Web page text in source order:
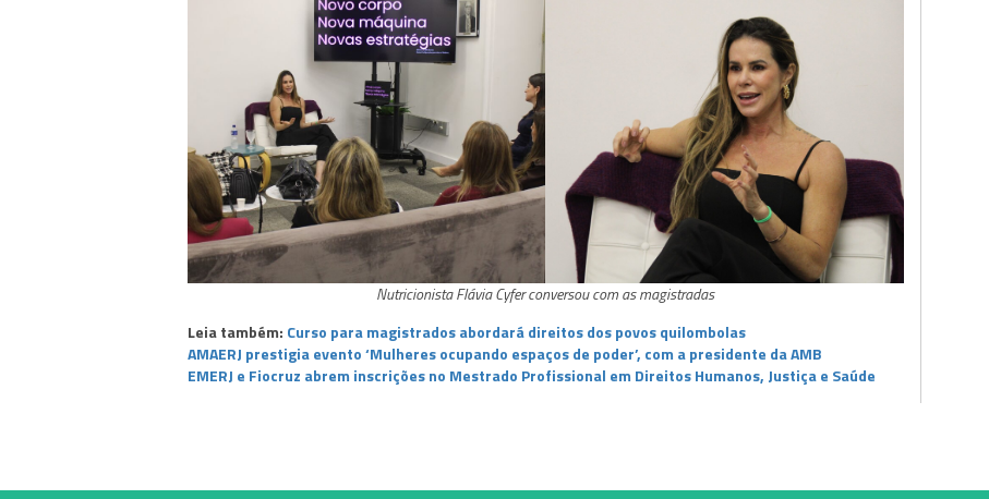
Nutricionista Flávia Cyfer conversou com as magistradas
Leia também: Curso para magistrados abordará direitos dos povos quilombolas
AMAERJ prestigia evento ‘Mulheres ocupando espaços de poder’, com a presidente da AMB
EMERJ e Fiocruz abrem inscrições no Mestrado Profissional em Direitos Humanos, Justiça e Saúde